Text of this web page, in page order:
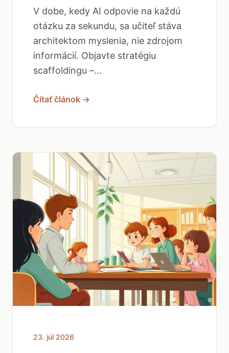
V dobe, kedy AI odpovie na každú
otázku za sekundu, sa učiteľ stáva
architektom myslenia, nie zdrojom
informácií. Objavte stratégiu
scaffoldingu –...
Čítať článok →
23. júl 2026